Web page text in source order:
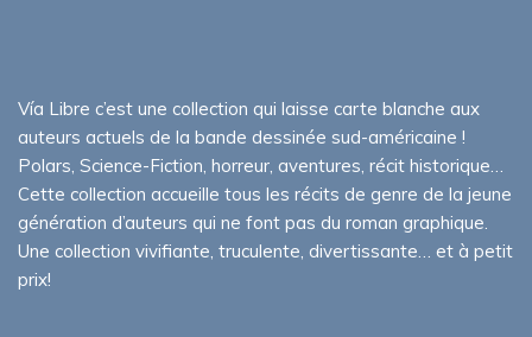
Vía Libre c’est une collection qui laisse carte blanche aux
auteurs actuels de la bande dessinée sud-américaine !
Polars, Science-Fiction, horreur, aventures, récit historique…
Cette collection accueille tous les récits de genre de la jeune
génération d’auteurs qui ne font pas du roman graphique.
Une collection vivifiante, truculente, divertissante… et à petit
prix!